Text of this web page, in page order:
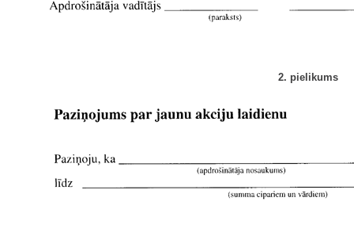
2. pielikums